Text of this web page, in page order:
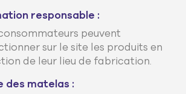
responsable :
peuvent
sur le site les produits en
de leur lieu de fabrication.
des matelas :